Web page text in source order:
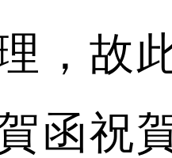
，故
函祝